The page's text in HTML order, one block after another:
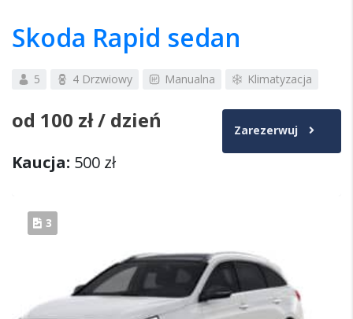
Skoda Rapid sedan
5 4 Drzwiowy Manualna Klimatyzacja
od 100 zł/ dzień Zarezerwuj
Kaucja: 500 zł
3